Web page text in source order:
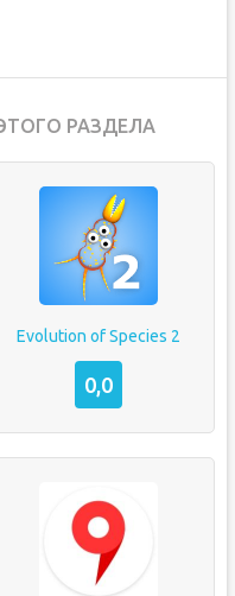
РАЗДЕЛА
Evolution of Species 2
0,0